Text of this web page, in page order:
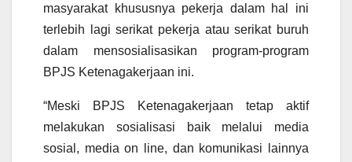
masyarakat khususnya pekerja dalam hal ini
terlebih lagi serikat pekerja atau serikat buruh
dalam mensosialisasikan program-program
BPJS Ketenagakerjaan ini.
“Meski BPJS Ketenagakerjaan tetap aktif
melakukan sosialisasi baik melalui media
sosial, media on line, dan komunikasi lainnya